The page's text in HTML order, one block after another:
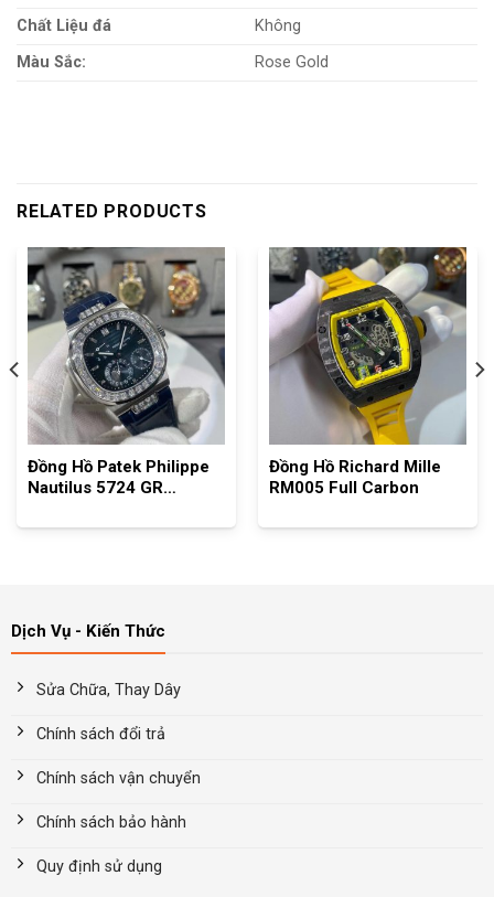
Chất Liệu đá
Không
Màu Sắc:
Rose Gold
RELATED PRODUCTS
Đồng Hồ Patek Philippe
Nautilus 5724 GR
Đồng Hồ Richard Mille
RM005 Full Carbon
Dịch Vụ - Kiến Thức
Sửa Chữa, Thay Dây
Chính sách đổi trả
Chính sách vận chuyển
Chính sách bảo hành
Quy định sử dụng